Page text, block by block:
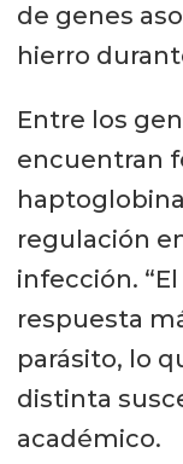
de genes
hierro
Entre los
encuentran
regulación
infección.
respuesta
parásito, lo
distinta
académico.